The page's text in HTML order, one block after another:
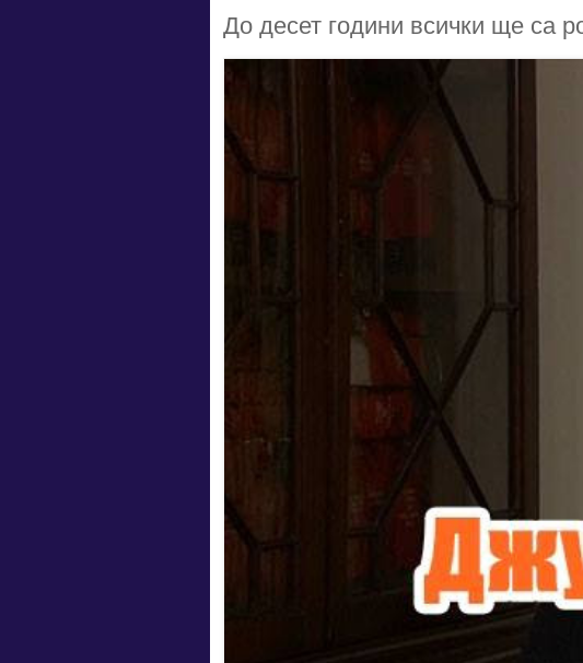
До десет години всички ще са